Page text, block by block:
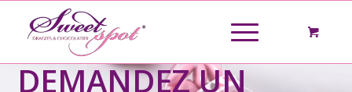
DEMANDEZ UN